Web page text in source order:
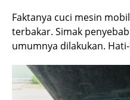
Faktanya cuci mesin
terbakar. Simak
umumnya dilakukan.